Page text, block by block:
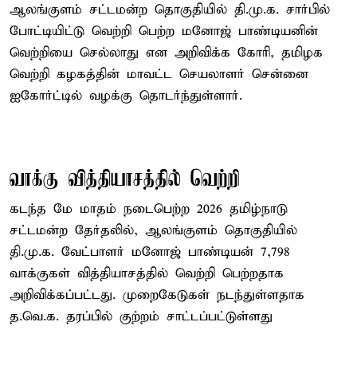
ஆலங்குளம் சட்டமன்ற தொகுதியில் தி.மு.க. சார்பில்
போட்டியிட்டு வெற்றி பெற்ற மனோஜ் பாண்டியனின்
வெற்றியை செல்லாது என அறிவிக்க கோரி, தமிழக
வெற்றி கழகத்தின் மாவட்ட செயலாளர் சென்னை
ஐகோர்ட்டில் வழக்கு தொடர்ந்துள்ளார்.
வாக்கு வித்தியாசத்தில் வெற்றி
கடந்த மே மாதம் நடைபெற்ற 2026 தமிழ்நாடு
சட்டமன்ற தேர்தலில், ஆலங்குளம் தொகுதியில்
தி.மு.க. வேட்பாளர் மனோஜ் பாண்டியன் 7,798
வாக்குகள் வித்தியாசத்தில் வெற்றி பெற்றதாக
அறிவிக்கப்பட்டது. முறைகேடுகள் நடந்துள்ளதாக
த.வெ.க. தரப்பில் குற்றம் சாட்டப்பட்டுள்ளது